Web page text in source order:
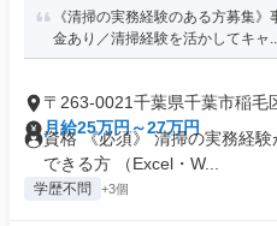
《清掃の実務経験のある方募集
金あり／清掃経験を活かしてキャ
〒263-0021千葉県千葉市稲毛
月給25万円～27万円
資格 《必須》 清掃の実務経
できる方 （Excel・W...
学歴不問 +3個